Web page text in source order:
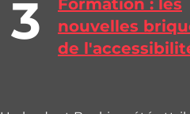
3
Formation : les
nouvelles
de